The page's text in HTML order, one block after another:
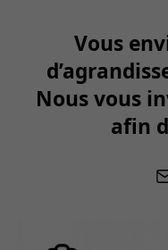
Vous
Nous vous
afin